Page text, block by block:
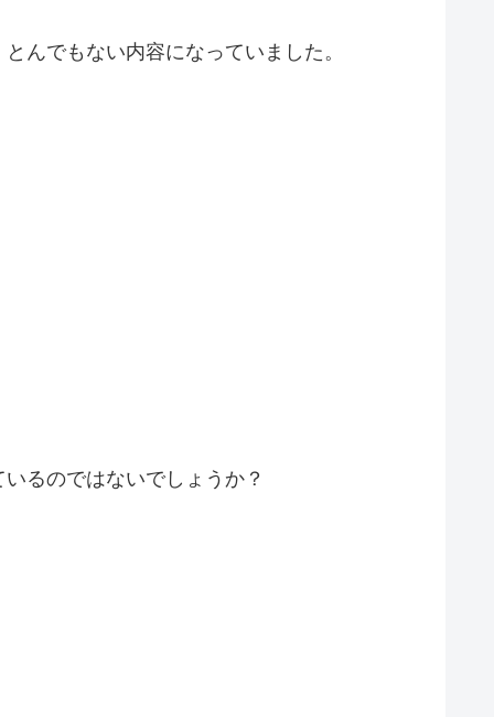
んでもない内容になっていました。
るのではないでしょうか？